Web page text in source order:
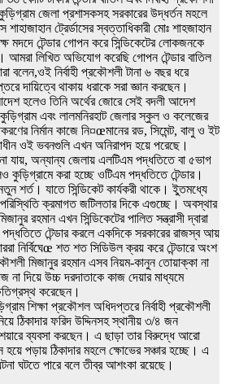
জেলা প্রশাসকসহ সরকারের উদ্ধর্তন মহলে
ট্রের্ডাসের স্বত্তাধিকারী মোঃ শাহজাহান
মদদে টেন্ডার গোপন করে সিন্ডিকেটের লোকজনকে
আমরা লিখিত অভিযোগ করেছি গোপন টেন্ডার বাতিল
বলেন,ওই নির্বাহী প্রকৌশলী টানা ৬ বছর ধরে
দায়িত্বে থাকায় ধরাকে সরা জ্ঞান করছেন।
হলেও তিনি অর্থের জোরে সেই বদলী আদেশ
এবং লালমনিরহাট জেলার স্কুল ও কলেজের
নির্মান কাজে নি¤œমানের রড, সিমেন্ট, বালু ও ইট
ওই ভবনগুলি এখন অনিরাপদ হয়ে পরেছে।
যায়, অন্যান্য জেলায় এলটিএম পদ্ধতিতে বা ৫ভাগ
কুড়িগ্রামে করা হচ্ছে ওটিএম পদ্ধতিতে টেন্ডার।
শর্ত। যাতে সিন্ডিকেট কার্যকরী থাকে। ইুতমধ্যে
পরিস্থিতি ক্রমাগত জটিলতার দিকে এগুচ্ছে। অবস্থার
রহমান এখন সিন্ডিকেটের পালিত সন্ত্রাসী দ্বারা
টেন্ডার করলে একদিকে সরকারের রাজস্ব আয়
নির্বিঘেœ শত শত সিডিউল ক্রয় করে টেন্ডারে অংশ
মিজানুর রহমান এসব নিয়ম-কানুন তোয়াক্কা না
না দিয়ে উচ্চ দরদাতাকে কাজ দেয়ার মাধ্যমে
করেছেন।
শিক্ষা প্রকৌশল অধিদপ্তরে নির্বাহী প্রকৌশলী
ঠিকাদার ফরিদ উদ্দিনসহ স্থানীয় ৩/৪ জন
শেয়ারে ব্যবসা করছেন। এ ছাড়া তার বিরুদ্ধে আরো
হয়ে পড়ায় ঠিকাদার মহলে ক্ষোভের সঞ্চার হচ্ছে। এ
ঘটতে পারে বলে তীব্র আশংকা রয়েছে।